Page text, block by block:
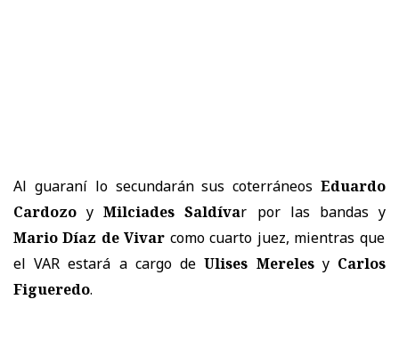
Al guaraní lo secundarán sus coterráneos Eduardo
Cardozo yMilciades Saldívar por las bandas y
Mario Díaz de Vivar como cuarto juez, mientras que
el VAR estará a cargo deUlises MerelesyCarlos
Figueredo.